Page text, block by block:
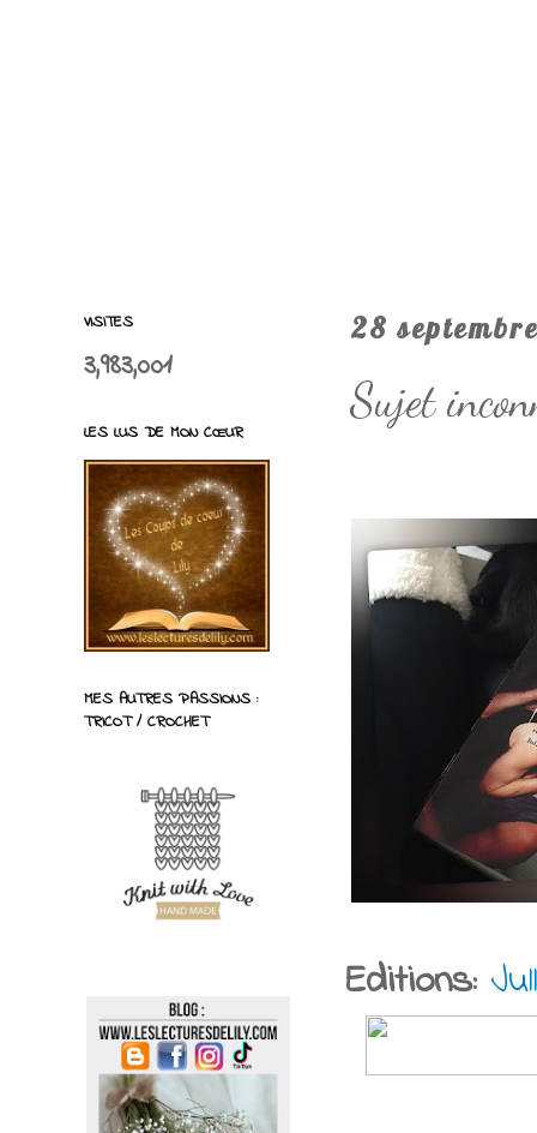
28
Sujet
Editions:
VISITES
3,983,001
LES LUS DE MON CŒUR
MES AUTRES PASSIONS :
TRICOT / CROCHET